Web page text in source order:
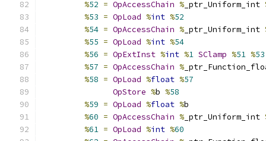
%52 = OpAccessChain % _ptr_Uniform_int
%53 = OpLoad %int %52
%54 = OpAccessChain % _ptr_Uniform_int
%55 = OpLoad %int %54
%56 = OpExtInst %int %1 SClamp %51 %53
%57 = OpAccessChain %
%58 = OpLoad %float %57
OpStore %b %58
%59 = OpLoad %float %b
%60 = OpAccessChain % _ptr_Uniform_int
%61 = OpLoad %int %60